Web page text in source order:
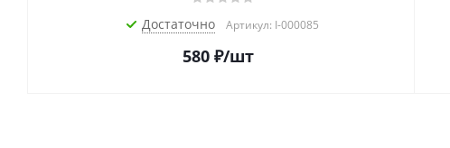
Достаточно Артикул: I-000085
580 ₽/шт